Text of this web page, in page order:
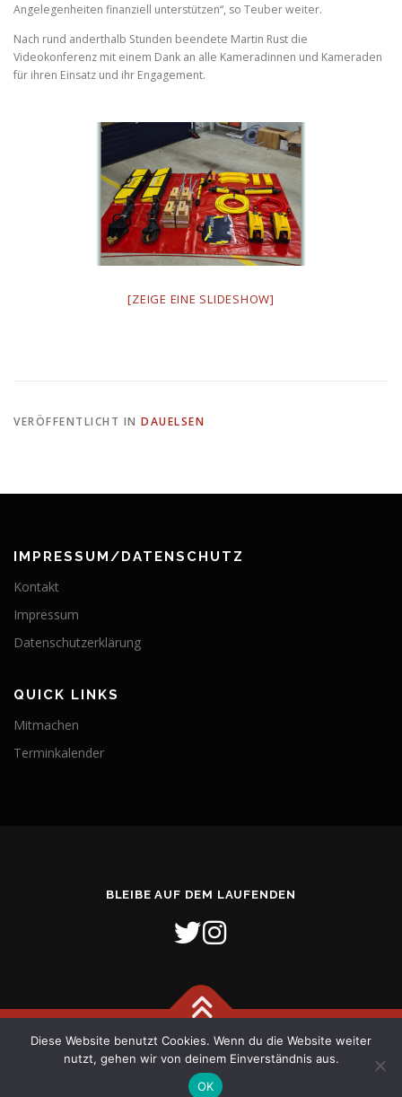
Angelegenheiten finanziell unterstützen“, so Teuber weiter.
Nach rund anderthalb Stunden beendete Martin Rust die
Videokonferenz mit einem Dank an alle Kameradinnen und Kameraden
für ihren Einsatz und ihr Engagement.
[ZEIGE EINE SLIDESHOW]
VERÖFFENTLICHT IN DAUELSEN
IMPRESSUM/DATENSCHUTZ
Kontakt
Impressum
Datenschutzerklärung
QUICK LINKS
Mitmachen
Terminkalender
BLEIBE AUF DEM LAUFENDEN
Copyright © 2026 Freiwillige Feuerwehr Stadt Verden (Aller)
OnePress
Theme von FameThemes
Diese Website benutzt Cookies. Wenn du die Website weiter
nutzt, gehen wir von deinem Einverständnis aus.
OK